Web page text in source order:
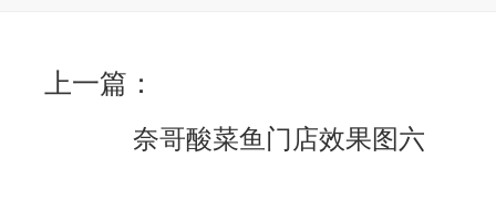
上一篇：
奈哥酸菜鱼门店效果图六